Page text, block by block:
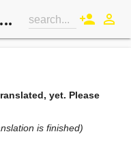
CS Education Wiki search... person_add perm_identity
yet. Please
is finished)